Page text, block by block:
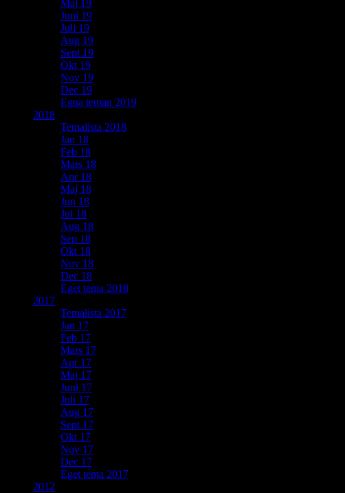
Maj 19
Juni 19
Juli 19
Aug 19
Sept 19
Okt 19
Nov 19
Dec 19
Egna teman 2019
2018
Temalista 2018
Jan 18
Feb 18
Mars 18
Apr 18
Maj 18
Jun 18
Jul 18
Aug 18
Sep 18
Okt 18
Nov 18
Dec 18
Eget tema 2018
2017
Temalista 2017
Jan 17
Feb 17
Mars 17
Apr 17
Maj 17
Juni 17
Juli 17
Aug 17
Sept 17
Okt 17
Nov 17
Dec 17
Eget tema 2017
2012